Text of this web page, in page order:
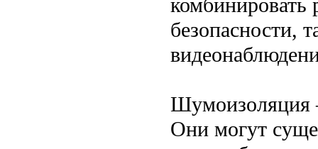
комбинировать
безопасности,
Шумоизоляция
Они могут